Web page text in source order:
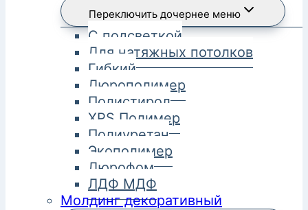
Переключить дочернее меню
С подсветкой
Для натяжных потолков
Гибкий
Дюрополимер
Полистирол
XPS Полимер
Полиуретан
Экополимер
Дюрофом
ЛДФ МДФ
Молдинг декоративный